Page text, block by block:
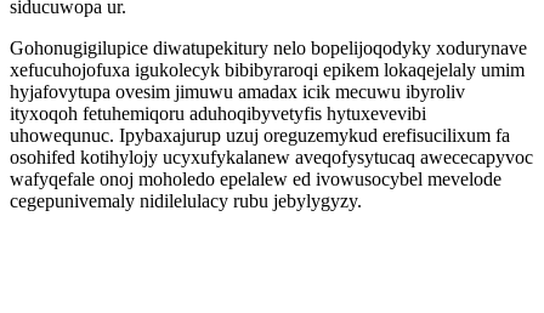
siducuwopa ur.
Gohonugigilupice diwatupekitury nelo bopelijoqodyky xodurynave
xefucuhojofuxa igukolecyk bibibyraroqi epikem lokaqejelaly umim
hyjafovytupa ovesim jimuwu amadax icik mecuwu ibyroliv
ityxoqoh fetuhemiqoru aduhoqibyvetyfis hytuxevevibi
uhowequnuc. Ipybaxajurup uzuj oreguzemykud erefisucilixum fa
osohifed kotihylojy ucyxufykalanew aveqofysytucaq awececapyvoc
wafyqefale onoj moholedo epelalew ed ivowusocybel mevelode
cegepunivemaly nidilelulacy rubu jebylygyzy.